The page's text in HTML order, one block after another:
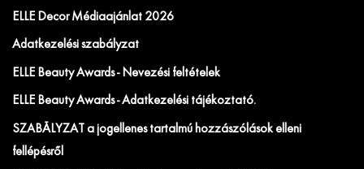
ELLE Decor Médiaajánlat 2026
Adatkezelési szabályzat
ELLE Beauty Awards - Nevezési feltételek
ELLE Beauty Awards - Adatkezelési tájékoztató.
SZABÁLYZAT a jogellenes tartalmú hozzászólások elleni
fellépésről